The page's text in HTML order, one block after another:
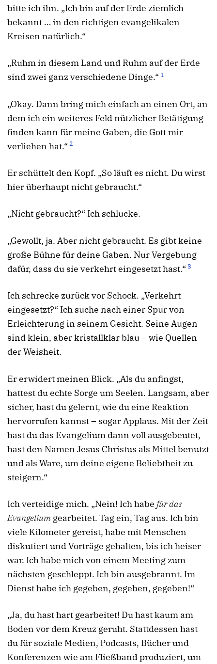
bitte ich ihn. „Ich bin auf der Erde ziemlich
bekannt … in den richtigen evangelikalen
Kreisen natürlich.“
„Ruhm in diesem Land und Ruhm auf der Erde
sind zwei ganz verschiedene Dinge.“ 1
„Okay. Dann bring mich einfach an einen Ort, an
dem ich ein weiteres Feld nützlicher Betätigung
finden kann für meine Gaben, die Gott mir
verliehen hat.“2
Er schüttelt den Kopf. „So läuft es nicht. Du wirst
hier überhaupt nicht gebraucht.“
„Nicht gebraucht?“ Ich schlucke.
„Gewollt, ja. Aber nicht gebraucht. Es gibt keine
große Bühne für deine Gaben. Nur Vergebung
dafür, dass du sie verkehrt eingesetzt hast.“ 3
Ich schrecke zurück vor Schock. „Verkehrt
eingesetzt?“ Ich suche nach einer Spur von
Erleichterung in seinem Gesicht. Seine Augen
sind klein, aber kristallklar blau – wie Quellen
der Weisheit.
Er erwidert meinen Blick. „Als du anfingst,
hattest du echte Sorge um Seelen. Langsam, aber
sicher, hast du gelernt, wie du eine Reaktion
hervorrufen kannst – sogar Applaus. Mit der Zeit
hast du das Evangelium dann voll ausgebeutet,
hast den Namen Jesus Christus als Mittel benutzt
und als Ware, um deine eigene Beliebtheit zu
steigern.“
Ich verteidige mich. „Nein! Ich habe für das
Evangelium gearbeitet. Tag ein, Tag aus. Ich bin
viele Kilometer gereist, habe mit Menschen
diskutiert und Vorträge gehalten, bis ich heiser
war. Ich habe mich von einem Meeting zum
nächsten geschleppt. Ich bin ausgebrannt. Im
Dienst habe ich gegeben, gegeben, gegeben!“
„Ja, du hast hart gearbeitet! Du hast kaum am
Boden vor dem Kreuz geruht. Stattdessen hast
du für soziale Medien, Podcasts, Bücher und
Konferenzen wie am Fließband produziert, um